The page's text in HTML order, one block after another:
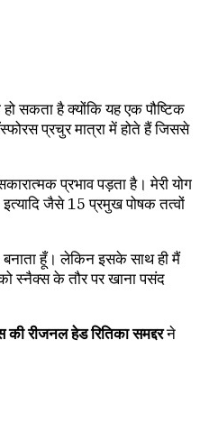
सकता है क्योंकि यह एक पौष्टिक
प्रचुर मात्रा में होते हैं जिससे
प्रभाव पड़ता है। मेरी योग
जैसे 15 प्रमुख पोषक तत्वों
बनाता हूँ। लेकिन इसके साथ ही मैं
स्नैक्स के तौर पर खाना पसंद
रीजनल हेड रितिका समद्दरने